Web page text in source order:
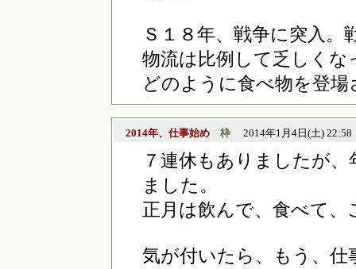
Ｓ１８年、戦争に突入
物流は比例して乏しく
どのように食べ物を登
2014年、仕事始め 枠 2014年1月4日(土) 22:58
７連休もありましたが
ました。
正月は飲んで、食べて
気が付いたら、もう、